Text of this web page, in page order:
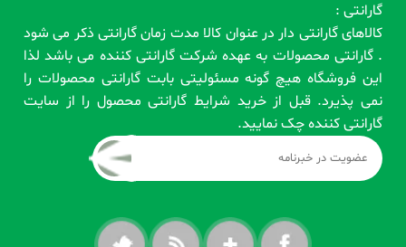
گارانتی :
کالاهای گارانتی دار در عنوان کالا مدت زمان گارانتی ذکر می شود
. گارانتی محصولات به عهده شرکت گارانتی کننده می باشد لذا
این فروشگاه هیچ گونه مسئولیتی بابت گارانتی محصولات را
نمی پذیرد. قبل از خرید شرایط گارانتی محصول را از سایت
گارانتی کننده چک نمایید.